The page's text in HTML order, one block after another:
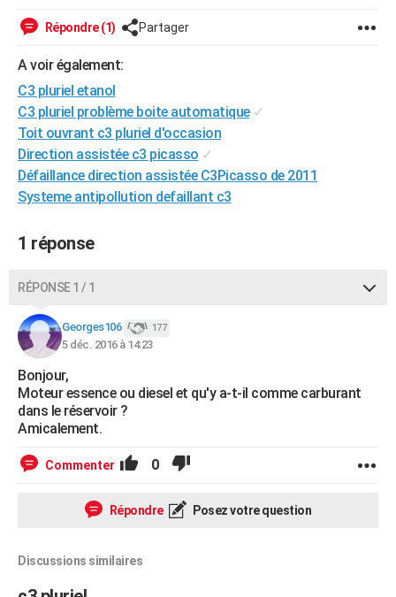
Art de vivre
Bien-être
Loisirs
Mode
Modes de vie
SANTE
VOYAGE
Destinations
City break
Voyage nature
Voyage de noces
Forum
Climat
+PHOTO
GUIDES D'ACHAT
BONS PLANS
CARTE DE VOEUX
Carte de Noël
Carte Bonne année
Carte Saint-Valentin
Carte Pâques
Carte d'anniversaire
DICTIONNAIRE
S'inscrire
Se connecter
Lycées
Collèges
Primaires
Universités
Entreprises
Service militaire
Avis de recherche
AVIS DE DÉCÈS
FORUM
Bricolage
Lifestyle
Culture
Sport
Auto
Television
Voyage
Cinema
Répondre (1) Partager
A voir également:
C3 pluriel etanol
C3 pluriel problème boite automatique ✓
Toit ouvrant c3 pluriel d'occasion
Direction assistée c3 picasso ✓
Défaillance direction assistée C3Picasso de 2011
Systeme antipollution defaillant c3
1 réponse
RÉPONSE 1 / 1
Georges106 177
5 déc. 2016 à 14:23
Bonjour,
Moteur essence ou diesel et qu'y a-t-il comme carburant
dans le réservoir ?
Amicalement.
Commenter 0
Répondre Posez votre question
Discussions similaires